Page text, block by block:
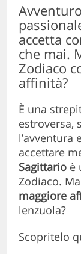
accetta
che mai.
Zodiaco
affinità?
È una
estroversa,
l’avventura
accettare
Sagittario è
Zodiaco.
maggiore
lenzuola?
Scopritelo